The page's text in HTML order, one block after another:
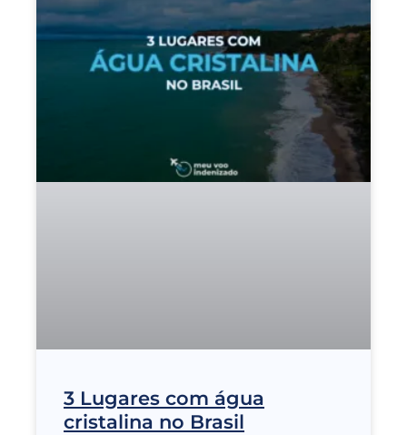
3 Lugares com água
cristalina no Brasil